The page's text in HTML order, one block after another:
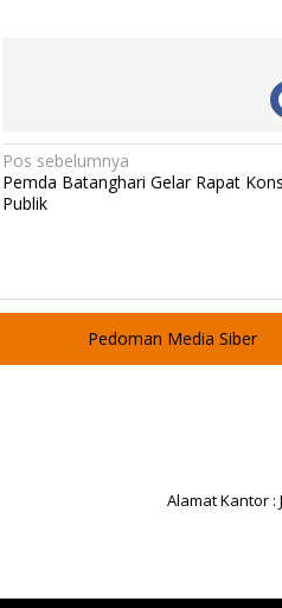
N
a
g
s
Pos sebelumnya
Pemda Batanghari Gelar Rapat
Publik
Pedoman Media Siber
Alamat Kantor :